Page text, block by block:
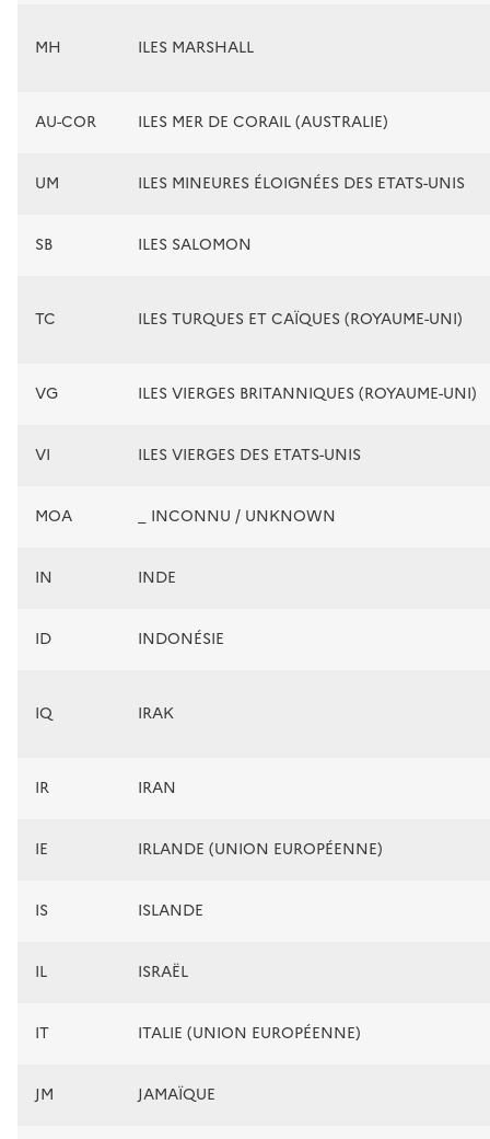
MH ILES MARSHALL
AU-COR ILES MER DE CORAIL (AUSTRALIE)
UM ILES MINEURES ÉLOIGNÉES DES ETATS-UNIS
SB ILES SALOMON
TC ILES TURQUES ET CAÏQUES (ROYAUME-UNI)
VG ILES VIERGES BRITANNIQUES (ROYAUME-UNI)
VI ILES VIERGES DES ETATS-UNIS
MOA _ INCONNU / UNKNOWN
IN INDE
ID INDONÉSIE
IQ IRAK
IR IRAN
IE IRLANDE (UNION EUROPÉENNE)
IS ISLANDE
IL ISRAËL
IT ITALIE (UNION EUROPÉENNE)
JM JAMAÏQUE